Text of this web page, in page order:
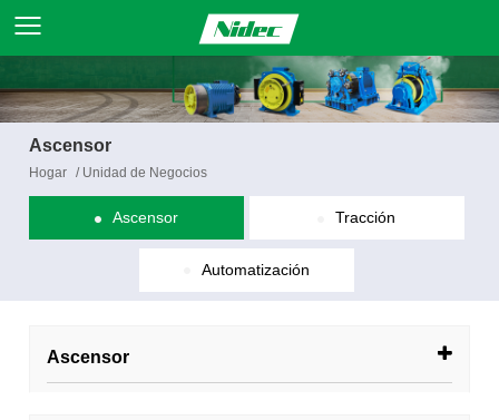
Ascensor
Hogar / Unidad de Negocios
Ascensor Tracción
Automatización
Ascensor